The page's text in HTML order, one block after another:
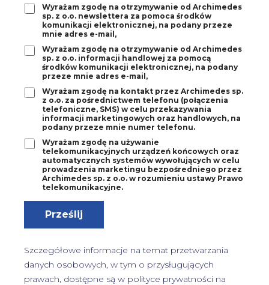
a
i
f
*
Z
a
Wyrażam zgodę na otrzymywanie od Archimedes
sp. z o.o. newslettera za pomoca środków
komunikacji elektronicznej, na podany przeze
mnie adres e-mail,
Z
a
Wyrażam zgodę na otrzymywanie od Archimedes
sp. z o.o. informacji handlowej za pomocą
środków komunikacji elektronicznej, na podany
przeze mnie adres e-mail,
Z
a
3
Wyrażam zgodę na kontakt przez Archimedes sp.
z o.o. za pośrednictwem telefonu (połączenia
telefoniczne, SMS) w celu przekazywania
informacji marketingowych oraz handlowych, na
podany przeze mnie numer telefonu.
Z
4
Wyrażam zgodę na używanie
telekomunikacyjnych urządzeń końcowych oraz
automatycznych systemów wywołujących w celu
prowadzenia marketingu bezpośredniego przez
Archimedes sp. z o.o. w rozumieniu ustawy Prawo
telekomunikacyjne.
Prześlij
Szczegółowe informacje na temat przetwarzania
danych osobowych, w tym o przysługujących
prawach, dostępne są w polityce prywatności na